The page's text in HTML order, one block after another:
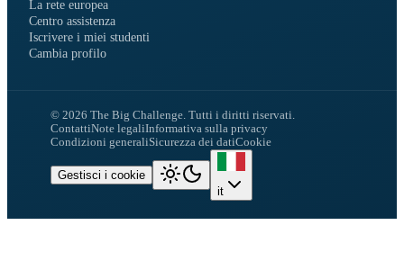
La rete europea
Centro assistenza
Iscrivere i miei studenti
Cambia profilo
© 2026 The Big Challenge. Tutti i diritti riservati.
ContattiNote legaliInformativa sulla privacy
Condizioni generaliSicurezza dei datiCookie
Gestisci i cookie
it